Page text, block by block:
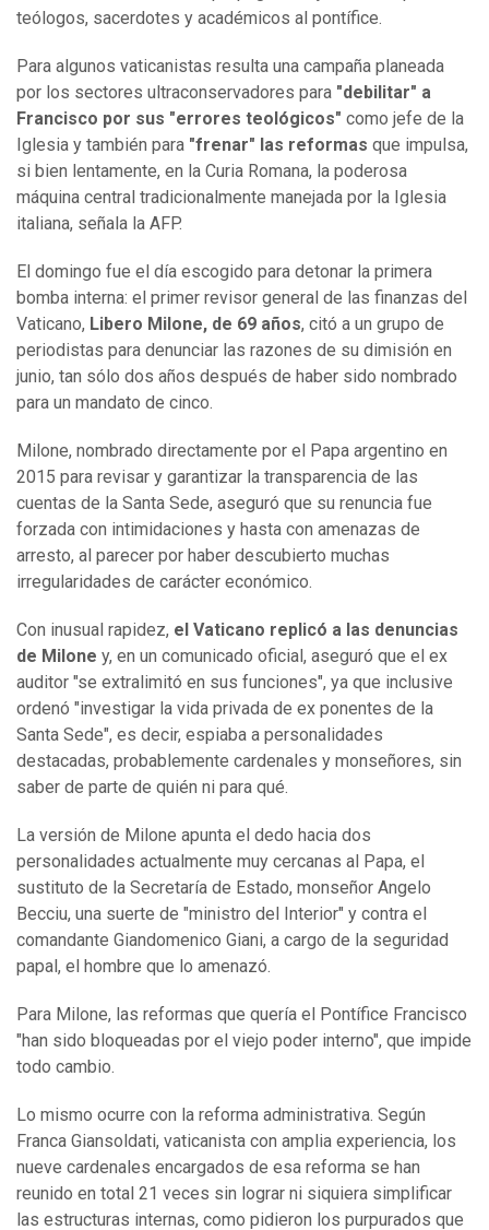
teólogos, sacerdotes y académicos al pontífice.
Para algunos vaticanistas resulta una campaña planeada
por los sectores ultraconservadores para "debilitar" a
Francisco por sus "errores teológicos" como jefe de la
Iglesia y también para "frenar" las reformas que impulsa,
si bien lentamente, en la Curia Romana, la poderosa
máquina central tradicionalmente manejada por la Iglesia
italiana, señala la AFP.
El domingo fue el día escogido para detonar la primera
bomba interna: el primer revisor general de las finanzas del
Vaticano, Libero Milone, de 69 años, citó a un grupo de
periodistas para denunciar las razones de su dimisión en
junio, tan sólo dos años después de haber sido nombrado
para un mandato de cinco.
Milone, nombrado directamente por el Papa argentino en
2015 para revisar y garantizar la transparencia de las
cuentas de la Santa Sede, aseguró que su renuncia fue
forzada con intimidaciones y hasta con amenazas de
arresto, al parecer por haber descubierto muchas
irregularidades de carácter económico.
Con inusual rapidez, el Vaticano replicó a las denuncias
de Milone y, en un comunicado oficial, aseguró que el ex
auditor "se extralimitó en sus funciones", ya que inclusive
ordenó "investigar la vida privada de ex ponentes de la
Santa Sede", es decir, espiaba a personalidades
destacadas, probablemente cardenales y monseñores, sin
saber de parte de quién ni para qué.
La versión de Milone apunta el dedo hacia dos
personalidades actualmente muy cercanas al Papa, el
sustituto de la Secretaría de Estado, monseñor Angelo
Becciu, una suerte de "ministro del Interior" y contra el
comandante Giandomenico Giani, a cargo de la seguridad
papal, el hombre que lo amenazó.
Para Milone, las reformas que quería el Pontífice Francisco
"han sido bloqueadas por el viejo poder interno", que impide
todo cambio.
Lo mismo ocurre con la reforma administrativa. Según
Franca Giansoldati, vaticanista con amplia experiencia, los
nueve cardenales encargados de esa reforma se han
reunido en total 21 veces sin lograr ni siquiera simplificar
las estructuras internas, como pidieron los purpurados que